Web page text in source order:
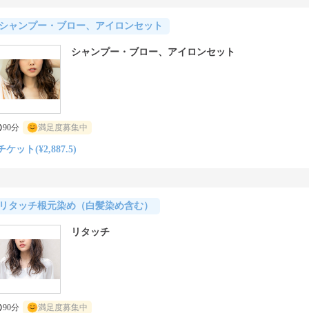
ャンプー・ブロー、アイロンセット
シャンプー・ブロー、アイロンセット
90分 満足度募集中
ケット(¥2,887.5)
タッチ根元染め（白髪染め含む）
リタッチ
90分 満足度募集中